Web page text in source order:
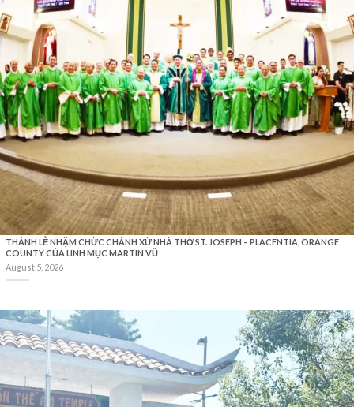
THÁNH LỄ NHẬM CHỨC CHÁNH XỨ NHÀ THỜ ST. JOSEPH – PLACENTIA, ORANGE
COUNTY CỦA LINH MỤC MARTIN VŨ
August 5, 2026